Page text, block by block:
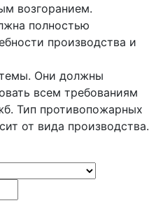
возгоранием.
полностью
производства и
Они должны
всем требованиям
Тип противопожарных
от вида производства.